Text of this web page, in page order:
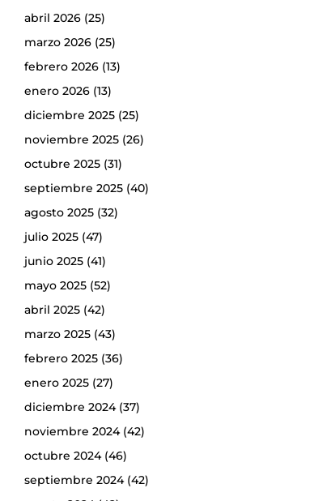
abril 2026(25)
marzo 2026(25)
febrero 2026(13)
enero 2026(13)
diciembre 2025(25)
noviembre 2025(26)
octubre 2025(31)
septiembre 2025(40)
agosto 2025(32)
julio 2025(47)
junio 2025(41)
mayo 2025(52)
abril 2025(42)
marzo 2025(43)
febrero 2025(36)
enero 2025(27)
diciembre 2024(37)
noviembre 2024(42)
octubre 2024(46)
septiembre 2024(42)